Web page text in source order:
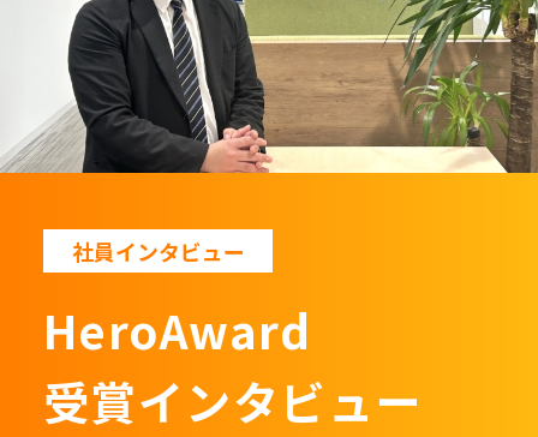
社員インタビュー
HeroAward
受賞インタビュー